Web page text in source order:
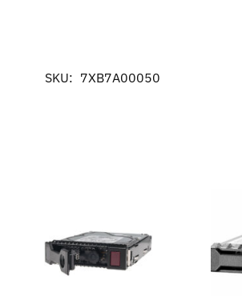
SKU: 7XB7A00050